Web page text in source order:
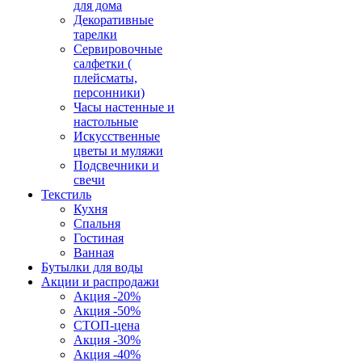
для дома
Декоративные
тарелки
Сервировочные
салфетки (
плейсматы,
персонники)
Часы настенные и
настольные
Искусственные
цветы и муляжи
Подсвечники и
свечи
Текстиль
Кухня
Спальня
Гостиная
Ванная
Бутылки для воды
Акции и распродажи
Акция -20%
Акция -50%
СТОП-цена
Акция -30%
Акция -40%